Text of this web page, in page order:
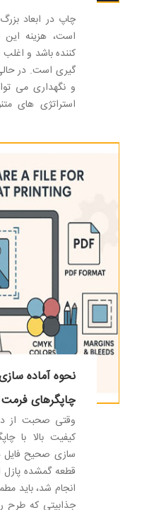
چاپ در ابعاد
است، هزینه
کننده باشد و
گیری است. در
و نگهداری می
استراتژی های
توانند برای
نحوه آماده
چاپگرهای
وقتی صحبت از
کیفیت بالا با
سازی صحیح فایل
قطعه گمشده
انجام شد، باید
جذابیتی که طرح